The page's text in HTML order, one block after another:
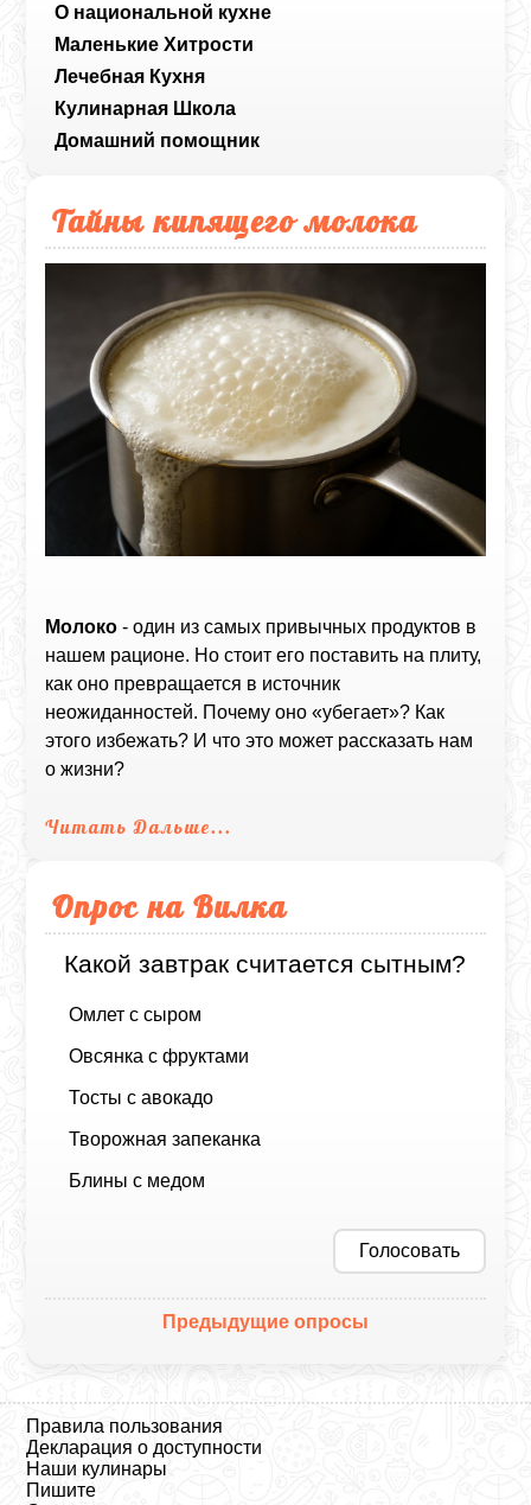
О национальной кухне
Маленькие Хитрости
Лечебная Кухня
Кулинарная Школа
Домашний помощник
Тайны кипящего молока
Молоко - один из самых привычных продуктов в
нашем рационе. Но стоит его поставить на плиту,
как оно превращается в источник
неожиданностей. Почему оно «убегает»? Как
этого избежать? И что это может рассказать нам
о жизни?
Читать Дальше...
Опрос на Вилка
Какой завтрак считается сытным?
Омлет с сыром
Овсянка с фруктами
Тосты с авокадо
Творожная запеканка
Блины с медом
Голосовать
Предыдущие опросы
Правила пользования
Декларация о доступности
Наши кулинары
Пишите